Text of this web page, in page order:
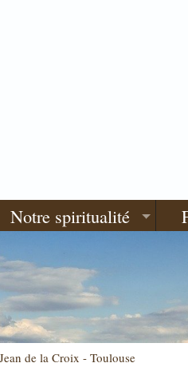
Notre spiritualité
de la Croix - Toulouse